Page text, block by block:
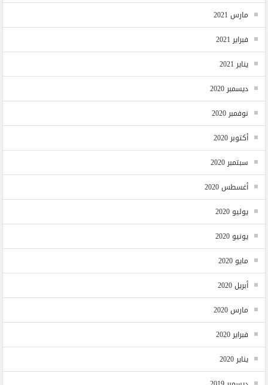
مارس 2021
فبراير 2021
يناير 2021
ديسمبر 2020
نوفمبر 2020
أكتوبر 2020
سبتمبر 2020
أغسطس 2020
يوليو 2020
يونيو 2020
مايو 2020
أبريل 2020
مارس 2020
فبراير 2020
يناير 2020